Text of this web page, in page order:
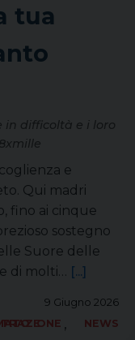
tua
difficoltà e i loro
e
Qui madri
fino ai cinque
sostegno
Suore delle
di molti… [...]
9 Giugno 2026
, NEWS